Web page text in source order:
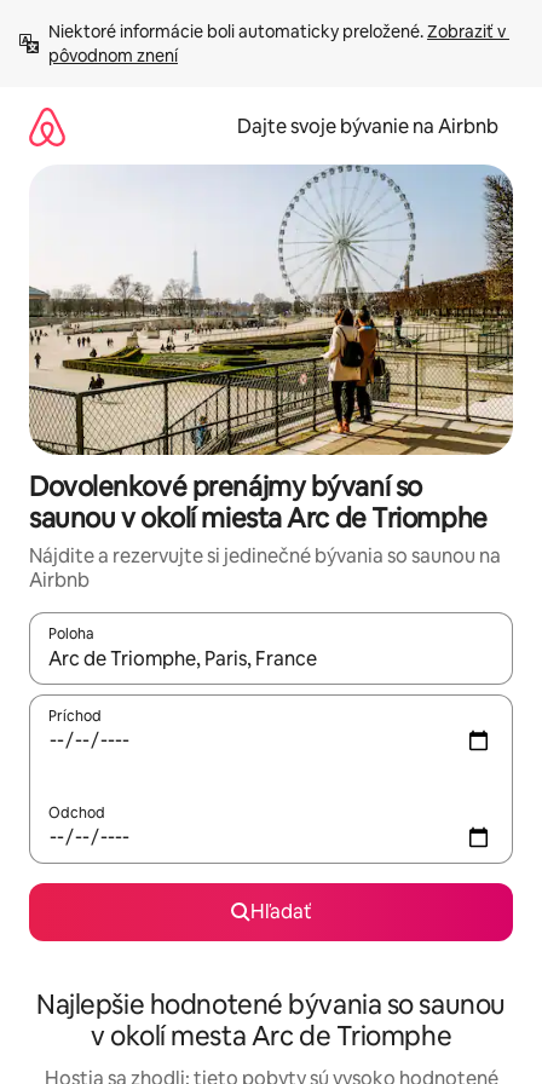
obsah.
Niektoré informácie boli automaticky preložené. Zobraziť v
pôvodnom znení
Dajte svoje bývanie na Airbnb
Dovolenkové prenájmy bývaní so
saunou v okolí miesta Arc de Triomphe
Nájdite a rezervujte si jedinečné bývania so saunou na
Airbnb
Poloha
Keď budú výsledky k dispozícii, môžete si ich prechádzať
Príchod
Odchod
Hľadať
Najlepšie hodnotené bývania so saunou
v okolí mesta Arc de Triomphe
Hostia sa zhodli: tieto pobyty sú vysoko hodnotené